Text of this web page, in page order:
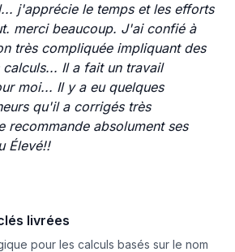
j'apprécie le temps et les efforts
merci beaucoup. J'ai confié à
très compliquée impliquant des
Il a fait un travail
moi... Il y a eu quelques
qu'il a corrigés très
recommande absolument ses
Élevé!!
livrées
pour les calculs basés sur le nom